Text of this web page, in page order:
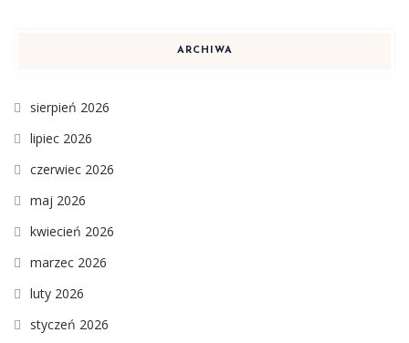
ARCHIWA
sierpień 2026
lipiec 2026
czerwiec 2026
maj 2026
kwiecień 2026
marzec 2026
luty 2026
styczeń 2026